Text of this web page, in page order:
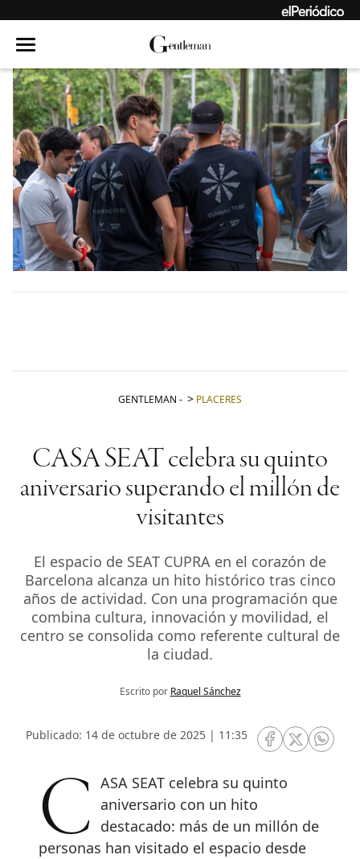
GENTLEMAN - PLACERES
CASA SEAT celebra su quinto
aniversario superando el millón de
visitantes
El espacio de SEAT CUPRA en el corazón de
Barcelona alcanza un hito histórico tras cinco
años de actividad. Con una programación que
combina cultura, innovación y movilidad, el
centro se consolida como referente cultural de
la ciudad.
Escrito por Raquel Sánchez
Publicado: 14 de octubre de 2025 | 11:35
RRSS Facebook
RRSSRRSS
CASA SEAT celebra su quinto
aniversario con un hito
destacado: más de un millón de
personas han visitado el espacio desde